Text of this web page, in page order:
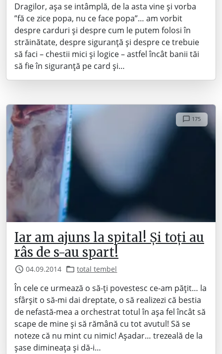
Dragilor, așa se intâmplă, de la asta vine și vorba
”fă ce zice popa, nu ce face popa”… am vorbit
despre carduri și despre cum le putem folosi în
străinătate, despre siguranță și despre ce trebuie
să faci – chestii mici și logice – astfel încât banii tăi
să fie în siguranță pe card și…
175
Iar am ajuns la spital! Și toți au
râs de s-au spart!
04.09.2014 total tembel
În cele ce urmează o să-ți povestesc ce-am pățit… la
sfârșit o să-mi dai dreptate, o să realizezi că bestia
de nefastă-mea a orchestrat totul în așa fel încât să
scape de mine și să rămână cu tot avutul! Să se
noteze că nu mint cu nimic! Așadar… trezeală de la
șase dimineața și dă-i…